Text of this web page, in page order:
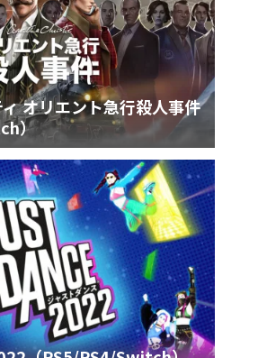
オリエント急行殺人事件
）